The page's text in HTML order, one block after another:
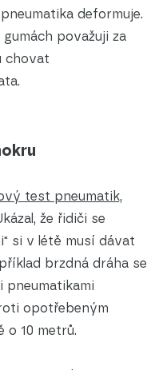
deformuje.
považuji za
chovat
test pneumatik,
že řidiči se
si v létě musí dávat
brzdná dráha se
pneumatikami
opotřebeným
o 10 metrů.